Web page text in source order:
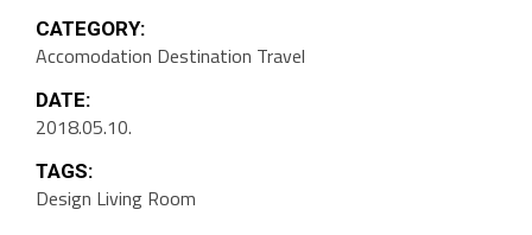
CATEGORY:
Accomodation Destination Travel
DATE:
2018.05.10.
TAGS:
Design Living Room